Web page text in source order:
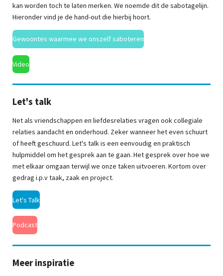
kan worden toch te laten merken. We noemde dit de sabotagelijn.
Hieronder vind je de hand-out die hierbij hoort.
Gewoontes waarmee we onszelf saboteren
Video
Let's talk
Net als vriendschappen en liefdesrelaties vragen ook collegiale
relaties aandacht en onderhoud. Zeker wanneer het even schuurt
of heeft geschuurd. Let's talk is een eenvoudig en praktisch
hulpmiddel om het gesprek aan te gaan. Het gesprek over hoe we
met elkaar omgaan terwijl we onze taken uitvoeren. Kortom over
gedrag i.p.v taak, zaak en project.
Let's Talk
Podcast
Meer inspiratie